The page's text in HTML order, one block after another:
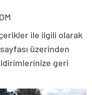
ile ilgili olarak
üzerinden
geri